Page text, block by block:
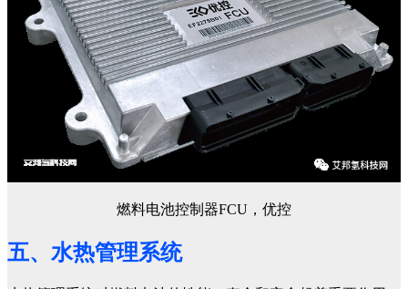
燃料电池控制器FCU，优控
五、水热管理系统